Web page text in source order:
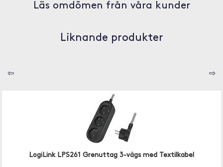
Läs omdömen från våra kunder
Liknande produkter
⇦ ⇨
LogiLink LPS261 Grenuttag 3-vägs med Textilkabel